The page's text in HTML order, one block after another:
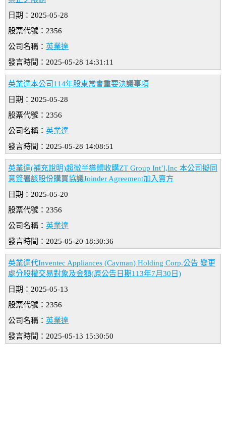
日期：2025-05-28
股票代號：2356
公司名稱： 英業達
發言時間：2025-05-28 14:31:11
英業達本公司114年股東常會重要決議事項
日期：2025-05-28
股票代號：2356
公司名稱： 英業達
發言時間：2025-05-28 14:08:51
英業達(補充說明)超微半導體收購ZT Group Int’l,Inc 本公司擬同
意簽署該股份購買協議Joinder Agreement加入賣方
日期：2025-05-20
股票代號：2356
公司名稱： 英業達
發言時間：2025-05-20 18:30:36
英業達代Inventec Appliances (Cayman) Holding Corp.公告 變更
處分股權交易對象及金額(原公告日期113年7月30日)
日期：2025-05-13
股票代號：2356
公司名稱： 英業達
發言時間：2025-05-13 15:30:50